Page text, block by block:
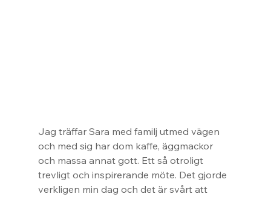
Jag träffar Sara med familj utmed vägen
och med sig har dom kaffe, äggmackor
och massa annat gott. Ett så otroligt
trevligt och inspirerande möte. Det gjorde
verkligen min dag och det är svårt att